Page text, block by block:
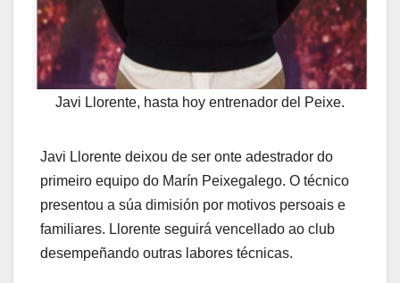
Javi Llorente, hasta hoy entrenador del Peixe.
Javi Llorente deixou de ser onte adestrador do
primeiro equipo do Marín Peixegalego. O técnico
presentou a súa dimisión por motivos persoais e
familiares. Llorente seguirá vencellado ao club
desempeñando outras labores técnicas.